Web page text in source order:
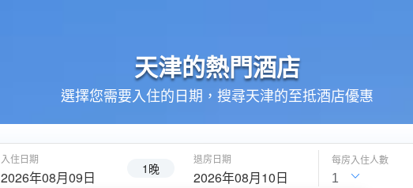
天津的熱門酒店
選擇您需要入住的日期，搜尋天津的至抵酒店優惠
入住日期
2026年08月09日 1晚
退房日期
2026年08月10日
每房入住人數